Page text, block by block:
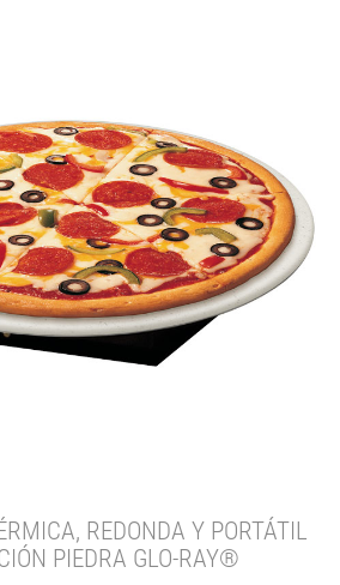
REDONDA Y PORTÁTIL
PIEDRA GLO-RAY®